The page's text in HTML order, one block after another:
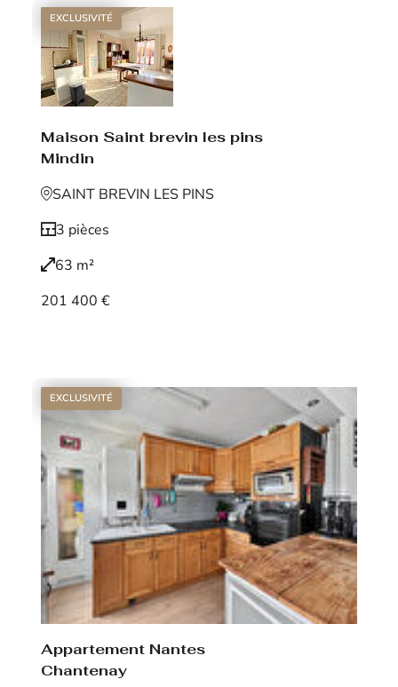
EXCLUSIVITÉ
Maison Saint brevin les pins
Mindin
SAINT BREVIN LES PINS
3 pièces
63 m²
201 400 €
EXCLUSIVITÉ
Appartement Nantes
Chantenay